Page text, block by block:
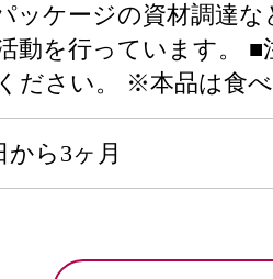
ッケージの資材調達
動を行っています。
ださい。 ※本品は食べ
から3ヶ月